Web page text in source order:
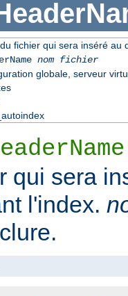
fichier qui sera inséré au
nom fichier
globale, serveur
qui sera
l'index.